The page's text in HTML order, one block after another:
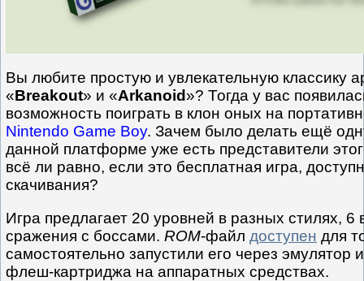
Вы любите простую и увлекательную классику
«Breakout» и «Arkanoid»? Тогда у вас
возможность поиграть в клон оных на
Nintendo Game Boy. Зачем было делать ещё
данной платформе уже есть представители
всё ли равно, если это бесплатная игра,
скачивания?
Игра предлагает 20 уровней в разных стилях, 6
сражения с боссами. ROM-файл доступен для
самостоятельно запустили его через эмулятор
флеш-картриджа на аппаратных средствах.